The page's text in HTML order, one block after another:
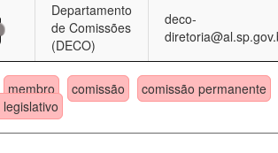
Departamento
de Comissões
(DECO)
deco-
membro comissão
comissão permanente